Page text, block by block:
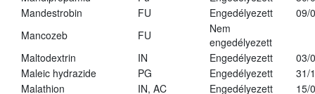
Mandestrobin
FU Engedélyezett
09/
Mancozeb
FU
Nem
engedélyezett
Maltodextrin
IN Engedélyezett
03/
Maleic hydrazide
PG Engedélyezett
31/
Malathion
IN, AC Engedélyezett
15/